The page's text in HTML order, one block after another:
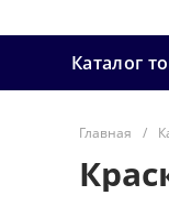
Каталог
Главная /